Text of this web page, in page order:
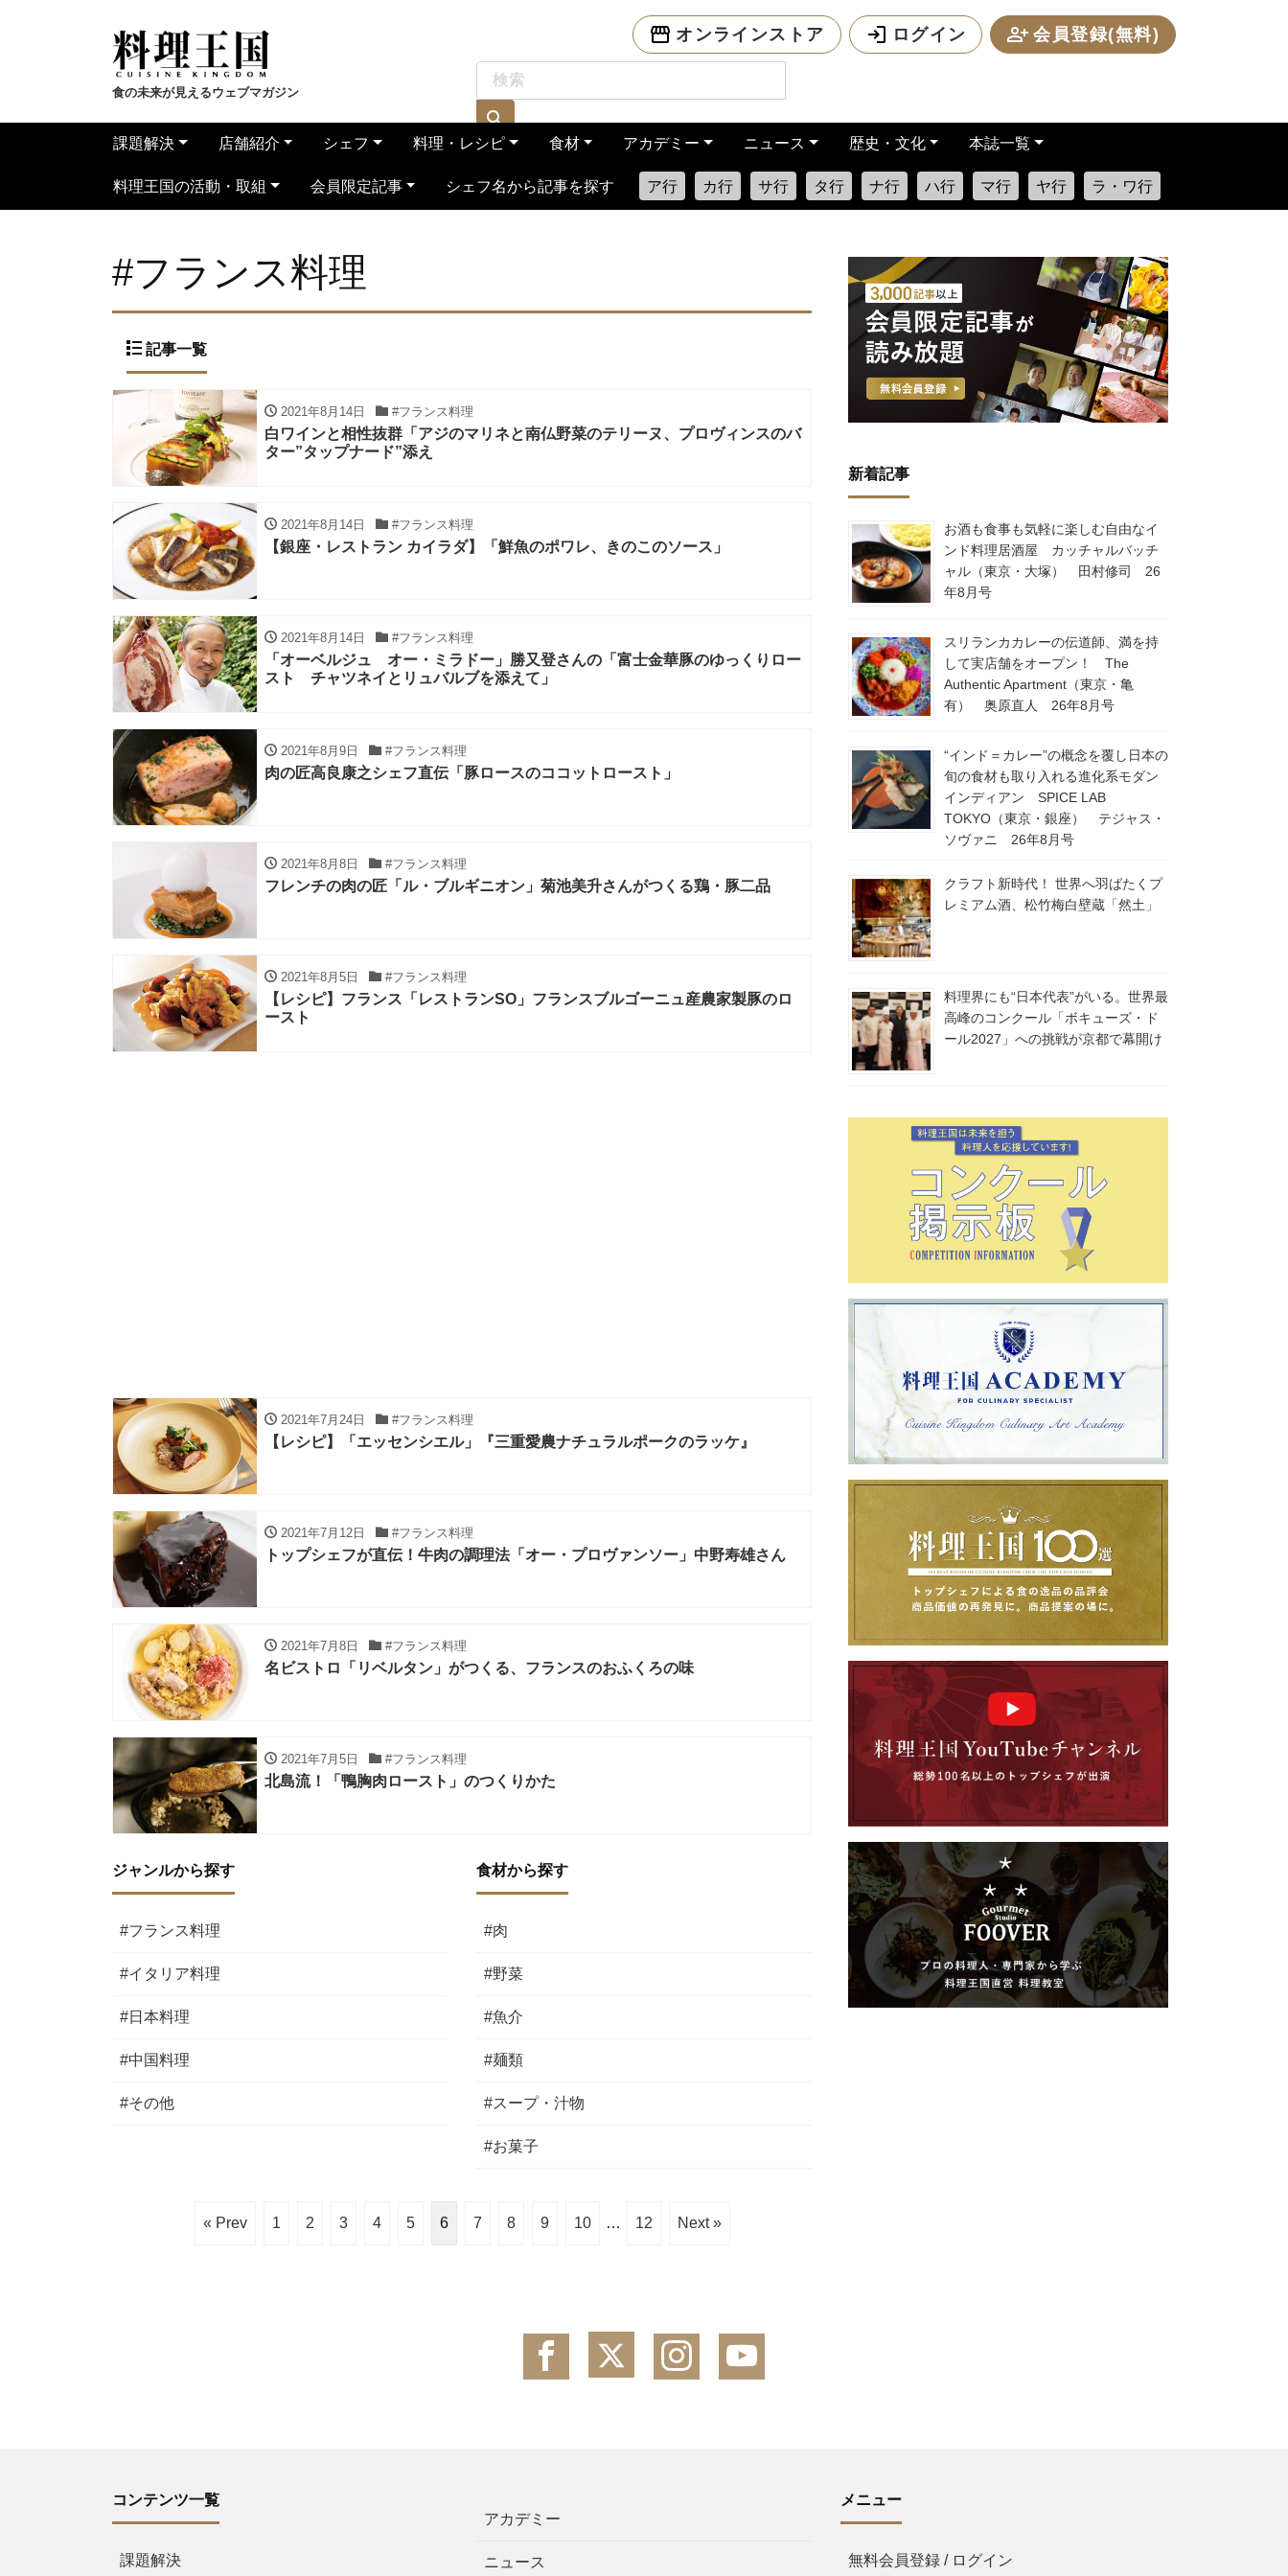
食の未来が見えるウェブマガジン
オンラインストア ログイン 会員登録(無料)
課題解決 店舗紹介 シェフ 料理・レシピ 食材 アカデミー ニュース 歴史・文化 本誌一覧
料理王国の活動・取組 会員限定記事 シェフ名から記事を探す ア行 カ行 サ行 タ行 ナ行 ハ行 マ行 ヤ行 ラ・ワ行
#フランス料理
記事一覧
2021年8月14日 #フランス料理
白ワインと相性抜群「アジのマリネと南仏野菜のテリーヌ、プロヴィンスのバ
ター”タップナード”添え
2021年8月14日 #フランス料理
【銀座・レストラン カイラダ】「鮮魚のポワレ、きのこのソース」
2021年8月14日 #フランス料理
「オーベルジュ オー・ミラドー」勝又登さんの「富士金華豚のゆっくりロー
スト チャツネイとリュバルブを添えて」
2021年8月9日 #フランス料理
肉の匠高良康之シェフ直伝「豚ロースのココットロースト」
2021年8月8日 #フランス料理
フレンチの肉の匠「ル・ブルギニオン」菊池美升さんがつくる鶏・豚二品
2021年8月5日 #フランス料理
【レシピ】フランス「レストランSO」フランスブルゴーニュ産農家製豚のロ
ースト
2021年7月24日 #フランス料理
【レシピ】「エッセンシエル」『三重愛農ナチュラルポークのラッケ』
2021年7月12日 #フランス料理
トップシェフが直伝！牛肉の調理法「オー・プロヴァンソー」中野寿雄さん
2021年7月8日 #フランス料理
名ビストロ「リベルタン」がつくる、フランスのおふくろの味
2021年7月5日 #フランス料理
北島流！「鴨胸肉ロースト」のつくりかた
ジャンルから探す
#フランス料理
#イタリア料理
#日本料理
#中国料理
#その他
食材から探す
#肉
#野菜
#魚介
#麺類
#スープ・汁物
#お菓子
« Prev 1 2 3 4 5 6 7 8 9 10 … 12 Next »
新着記事
お酒も食事も気軽に楽しむ自由なイ
ンド料理居酒屋 カッチャルバッチ
ャル（東京・大塚） 田村修司 26
年8月号
スリランカカレーの伝道師、満を持
して実店舗をオープン！ The
Authentic Apartment（東京・亀
有） 奥原直人 26年8月号
“インド＝カレー”の概念を覆し日本の
旬の食材も取り入れる進化系モダン
インディアン SPICE LAB
TOKYO（東京・銀座） テジャス・
ソヴァニ 26年8月号
クラフト新時代！ 世界へ羽ばたくプ
レミアム酒、松竹梅白壁蔵「然土」
料理界にも“日本代表”がいる。世界最
高峰のコンクール「ボキューズ・ド
ール2027」への挑戦が京都で幕開け
コンテンツ一覧
課題解決
アカデミー
ニュース
メニュー
無料会員登録 / ログイン